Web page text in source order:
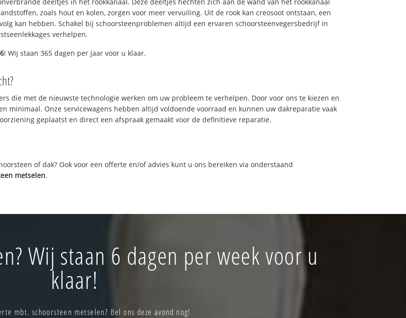
zoals hout en kolen, zorgen voor meer vervuiling. Uit de rook kan creosoot ontstaan, een
kan hebben. Schakel bij schoorsteenproblemen altijd een ervaren schoorsteenvegersbedrijf in
verhelpen.
! Wij staan 365 dagen per jaar voor u klaar.
die met de nieuwste technologie werken om uw probleem te verhelpen. Door voor ons te kiezen en
minimaal. Onze servicewagens hebben altijd voldoende voorraad en kunnen uw dakreparatie vaak
geplaatst en direct een afspraak gemaakt voor de definitieve reparatie.
of dak? Ook voor een offerte en/of advies kunt u ons bereiken via onderstaand
metselen.
Wij staan 6 dagen per week voor u
klaar!
mbt. schoorsteen metselen? Bel ons deze avond nog!